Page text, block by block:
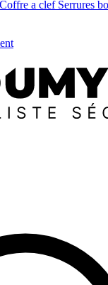
Coffre a clef Serrures